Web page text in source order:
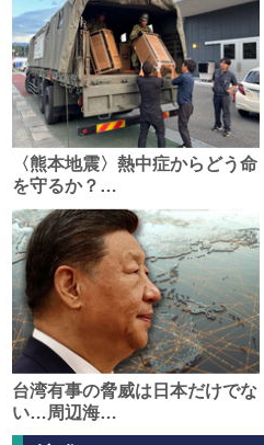
〈熊本地震〉熱中症からどう命
を守るか？…
台湾有事の脅威は日本だけでな
い…周辺海…